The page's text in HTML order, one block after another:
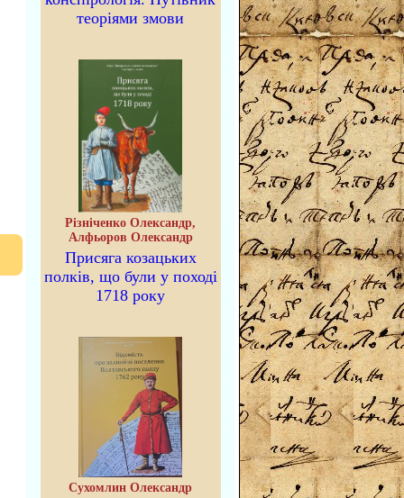
теоріями змови
Різніченко Олександр,
Алфьоров Олександр
Присяга козацьких
полків, що були у поході
1718 року
Сухомлин Олександр